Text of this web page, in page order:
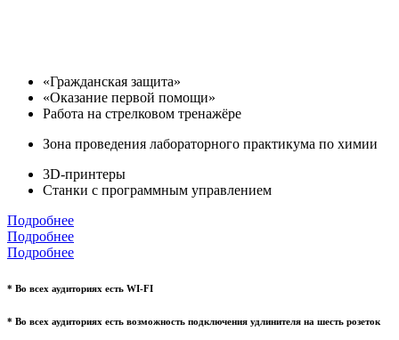
«Гражданская защита»
«Оказание первой помощи»
Работа на стрелковом тренажёре
Зона проведения лабораторного практикума по химии
3D-принтеры
Станки с программным управлением
Подробнее
Подробнее
Подробнее
* Во всех аудиториях есть WI-FI
* Во всех аудиториях есть возможность подключения удлинителя на шесть розеток